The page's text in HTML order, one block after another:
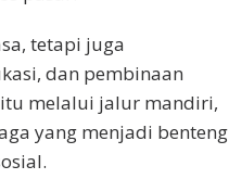
tetapi juga
dan pembinaan
melalui jalur mandiri,
yang menjadi benteng